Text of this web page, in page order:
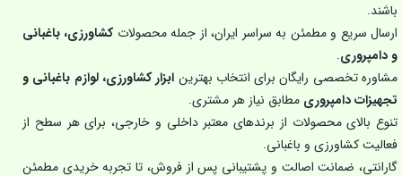
باشند.
ارسال سریع و مطمئن به سراسر ایران، از جمله محصولاتکشاورزی، باغبانی
و دامپروری.
مشاوره تخصصی رایگان برای انتخاب بهترین ابزار کشاورزی، لوازم باغبانی و
تجهیزات دامپروری مطابق نیاز هر مشتری.
تنوع بالای محصولات از برندهای معتبر داخلی و خارجی، برای هر سطح از
فعالیت کشاورزی و باغبانی.
گارانتی، ضمانت اصالت و پشتیبانی پس از فروش، تا تجربه خریدی مطمئن